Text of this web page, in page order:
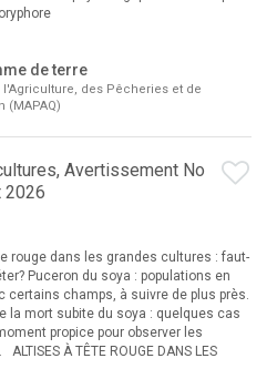
de terre
l'Agriculture, des Pêcheries et de
(MAPAQ)
Avertissement No
2026
rouge dans les grandes cultures : faut-
Puceron du soya : populations en
certains champs, à suivre de plus près.
la mort subite du soya : quelques cas
propice pour observer les
À TÊTE ROUGE DANS LES